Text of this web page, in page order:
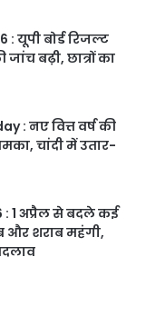
यूपी बोर्ड रिजल्ट
जांच बढ़ी, छात्रों का
: नए वित्त वर्ष की
चांदी में उतार-
: 1 अप्रैल से बदले कई
और शराब महंगी,